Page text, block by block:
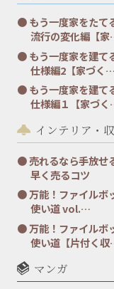
もう一度家をた
流行の変化編【
もう一度家を建
仕様編2【家づく…
もう一度家を建
仕様編１【家づ
インテリア・
売れるなら手放せ
早く売るコツ
万能！ファイルボ
使い道 vol.…
万能！ファイルボ
使い道【片付く
マンガ